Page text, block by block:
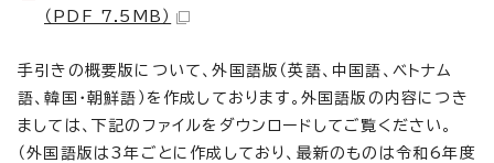
（PDF 7.5MB）
手引きの概要版について、外国語版（英語、中国語、ベトナム
語、韓国・朝鮮語）を作成しております。外国語版の内容につき
ましては、下記のファイルをダウンロードしてご覧ください。
（外国語版は3年ごとに作成しており、最新のものは令和6年度